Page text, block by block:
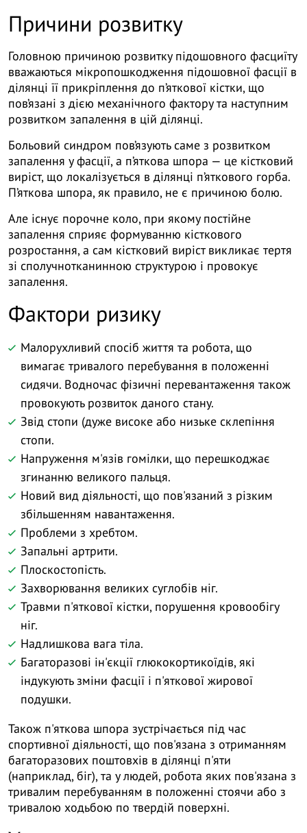
Причини розвитку
Головною причиною розвитку підошовного фасциїту
вважаються мікропошкодження підошовної фасції в
ділянці її прикріплення до п’яткової кістки, що
пов’язані з дією механічного фактору та наступним
розвитком запалення в цій ділянці.
Больовий синдром пов’язують саме з розвитком
запалення у фасції, а п’яткова шпора — це кістковий
виріст, що локалізується в ділянці п’яткового горба.
П’яткова шпора, як правило, не є причиною болю.
Але існує порочне коло, при якому постійне
запалення сприяє формуванню кісткового
розростання, а сам кістковий виріст викликає тертя
зі сполучнотканинною структурою і провокує
запалення.
Фактори ризику
Малорухливий спосіб життя та робота, що
вимагає тривалого перебування в положенні
сидячи. Водночас фізичні перевантаження також
провокують розвиток даного стану.
Звід стопи (дуже високе або низьке склепіння
стопи.
Напруження м'язів гомілки, що перешкоджає
згинанню великого пальця.
Новий вид діяльності, що пов'язаний з різким
збільшенням навантаження.
Проблеми з хребтом.
Запальні артрити.
Плоскостопість.
Захворювання великих суглобів ніг.
Травми п'яткової кістки, порушення кровообігу
ніг.
Надлишкова вага тіла.
Багаторазові ін'єкції глюкокортикоїдів, які
індукують зміни фасції і п'яткової жирової
подушки.
Також п'яткова шпора зустрічається під час
спортивної діяльності, що пов'язана з отриманням
багаторазових поштовхів в ділянці п'яти
(наприклад, біг), та у людей, робота яких пов'язана з
тривалим перебуванням в положенні стоячи або з
тривалою ходьбою по твердій поверхні.